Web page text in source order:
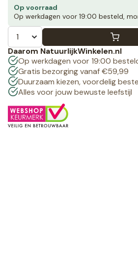
Op voorraad
Op werkdagen voor 19:00 besteld,
Daarom NatuurlijkWinkelen.nl
Op werkdagen voor 19:00
Gratis bezorging vanaf €59,99
Duurzaam kiezen, voordelig
Alles voor jouw bewuste leefstijl